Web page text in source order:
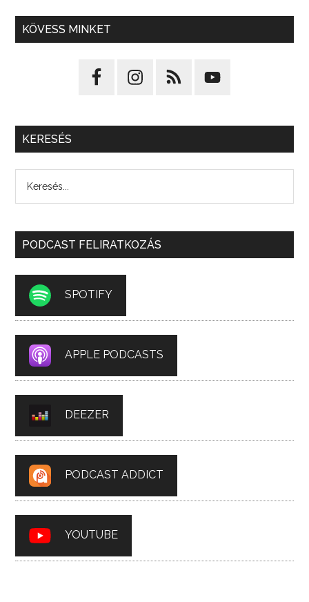
KÖVESS MINKET
KERESÉS
PODCAST FELIRATKOZÁS
SPOTIFY
APPLE PODCASTS
DEEZER
PODCAST ADDICT
YOUTUBE